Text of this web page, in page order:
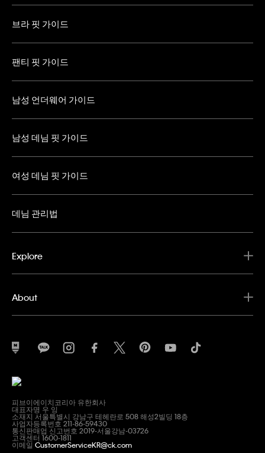
브라 핏 가이드
팬티 핏 가이드
남성 언더웨어 가이드
남성 데님 핏 가이드
여성 데님 핏 가이드
데님 관리법
Explore
About
피브이에이치코리아 유한회사
대표자명 우 잉
소재지 서울특별시 강남구 테헤란로 508 해성2빌딩 18층
사업자등록번호 211-86-59430
통신판매업 신고번호 2019-서울강남-03726
고객센터 1600-1811
이메일 CustomerServiceKR@ck.com